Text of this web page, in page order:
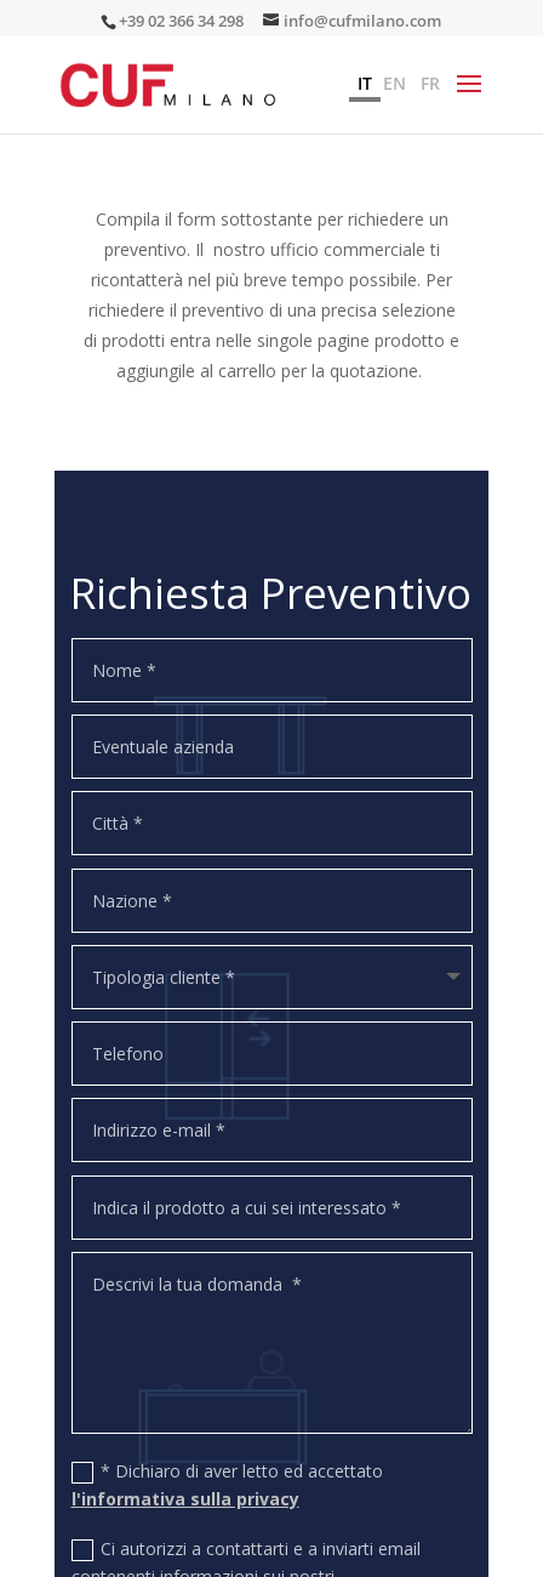
+39 02 366 34 298 info@cufmilano.com
IT EN FR
Compila il form sottostante per richiedere un
preventivo. Il nostro ufficio commerciale ti
ricontatterà nel più breve tempo possibile. Per
richiedere il preventivo di una precisa selezione
di prodotti entra nelle singole pagine prodotto e
aggiungile al carrello per la quotazione.
Richiesta Preventivo
* Dichiaro di aver letto ed accettato
l'informativa sulla privacy
Ci autorizzi a contattarti e a inviarti email